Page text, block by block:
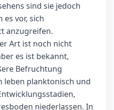
sind sie jedoch
es vor, sich
anzugreifen.
Art ist noch nicht
es ist bekannt,
Befruchtung
leben planktonisch und
niederlassen. In